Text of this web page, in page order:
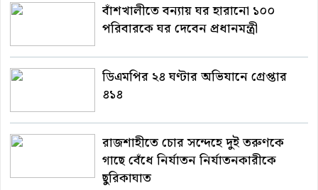
বাঁশখালীতে বন্যায় ঘর হারানো ১০০
পরিবারকে ঘর দেবেন প্রধানমন্ত্রী
ডিএমপির ২৪ ঘণ্টার অভিযানে গ্রেপ্তার
৪১৪
রাজশাহীতে চোর সন্দেহে দুই তরুণকে
গাছে বেঁধে নির্যাতন নির্যাতনকারীকে
ছুরিকাঘাত